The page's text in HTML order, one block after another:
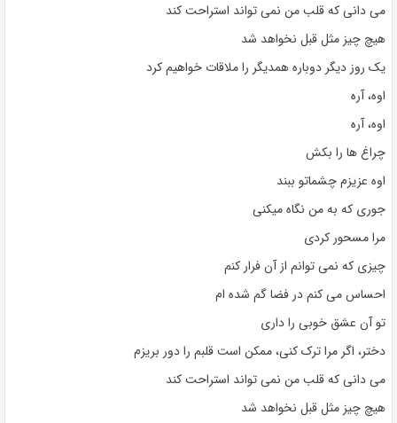
می دانی که قلب من نمی تواند استراحت کند
هیچ چیز مثل قبل نخواهد شد
یک روز دیگر دوباره همدیگر را ملاقات خواهیم کرد
اوه، آره
اوه، آره
چراغ ها را بکش
اوه عزیزم چشماتو ببند
جوری که به من نگاه میکنی
مرا مسحور کردی
چیزی که نمی توانم از آن فرار کنم
احساس می کنم در فضا گم شده ام
تو آن عشق خوبی را داری
دختر، اگر مرا ترک کنی، ممکن است قلبم را دور بریزم
می دانی که قلب من نمی تواند استراحت کند
هیچ چیز مثل قبل نخواهد شد